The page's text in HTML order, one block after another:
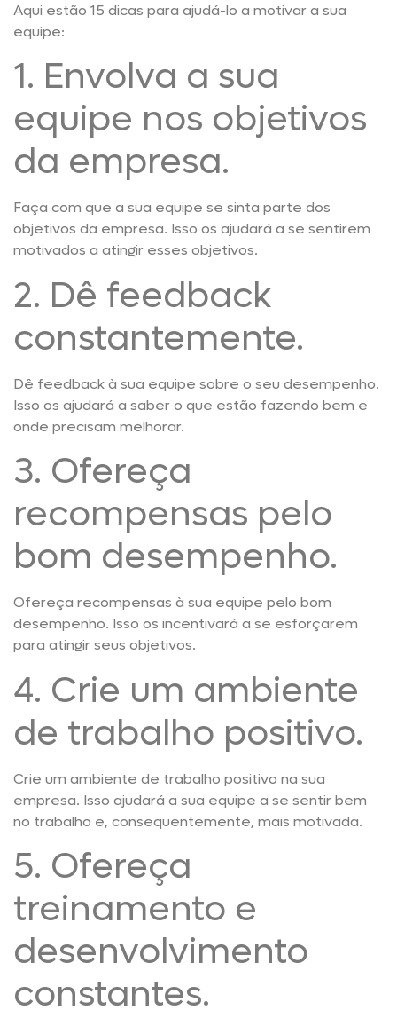
Aqui estão 15 dicas para ajudá-lo a motivar a sua
equipe:
1. Envolva a sua
equipe nos objetivos
da empresa.
Faça com que a sua equipe se sinta parte dos
objetivos da empresa. Isso os ajudará a se sentirem
motivados a atingir esses objetivos.
2. Dê feedback
constantemente.
Dê feedback à sua equipe sobre o seu desempenho.
Isso os ajudará a saber o que estão fazendo bem e
onde precisam melhorar.
3. Ofereça
recompensas pelo
bom desempenho.
Ofereça recompensas à sua equipe pelo bom
desempenho. Isso os incentivará a se esforçarem
para atingir seus objetivos.
4. Crie um ambiente
de trabalho positivo.
Crie um ambiente de trabalho positivo na sua
empresa. Isso ajudará a sua equipe a se sentir bem
no trabalho e, consequentemente, mais motivada.
5. Ofereça
treinamento e
desenvolvimento
constantes.